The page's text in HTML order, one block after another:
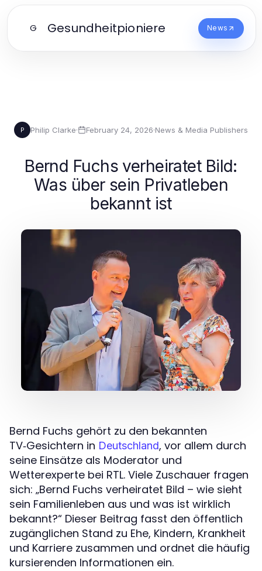
G Gesundheitpioniere News
P Philip Clarke· February 24, 2026·News & Media Publishers
Bernd Fuchs verheiratet Bild:
Was über sein Privatleben
bekannt ist
Bernd Fuchs gehört zu den bekannten
TV‑Gesichtern in Deutschland, vor allem durch
seine Einsätze als Moderator und
Wetterexperte bei RTL. Viele Zuschauer fragen
sich: „Bernd Fuchs verheiratet Bild – wie sieht
sein Familienleben aus und was ist wirklich
bekannt?“ Dieser Beitrag fasst den öffentlich
zugänglichen Stand zu Ehe, Kindern, Krankheit
und Karriere zusammen und ordnet die häufig
kursierenden Informationen ein.